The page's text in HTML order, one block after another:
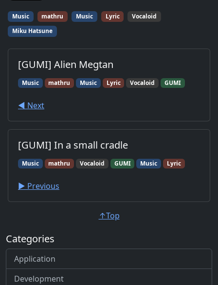
Music mathru Music Lyric
Vocaloid
Miku Hatsune
[GUMI] Alien Megtan
Music mathru Music Lyric Vocaloid GUMI
◀︎ Next
[GUMI] In a small cradle
Music mathru Vocaloid GUMI Music Lyric
▶︎ Previous
↑Top
Categories
Application
Development